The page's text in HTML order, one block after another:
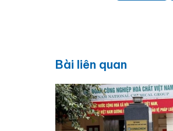
Bài liên quan